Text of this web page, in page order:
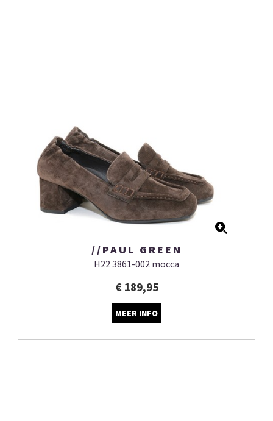
//PAUL GREEN
H22 3861-002 mocca
€ 189,95
MEER INFO